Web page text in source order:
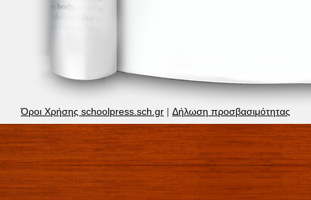
Όροι Χρήσης schoolpress.sch.gr | Δήλωση προσβασιμότητας